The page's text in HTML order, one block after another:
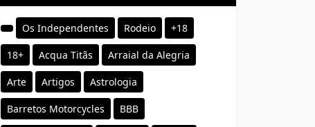
Os Independentes Rodeio +18
18+ Acqua Titãs Arraial da Alegria
Arte Artigos Astrologia
Barretos Motorcycles BBB